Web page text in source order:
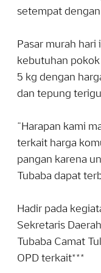
setempat
Pasar murah
kebutuhan
5 kg dengan
dan tepung
“Harapan kami
terkait harga
pangan karena
Tubaba dapat
Hadir pada
Sekretaris
Tubaba Camat
OPD terkait***